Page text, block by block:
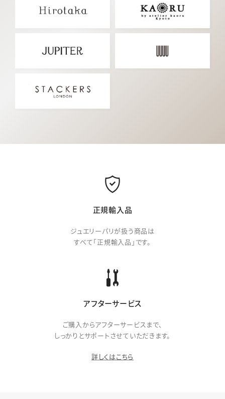
正規輸入品
ジュエリーパリが扱う商品は
すべて「正規輸入品」です。
アフターサービス
ご購入からアフターサービスまで、
しっかりとサポートさせていただきます。
詳しくはこちら